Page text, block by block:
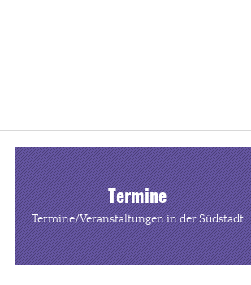
Termine
Termine/Veranstaltungen in der Südstadt